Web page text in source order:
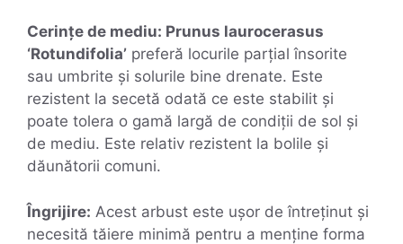
Cerințe de mediu: Prunus laurocerasus
‘Rotundifolia’ preferă locurile parțial însorite
sau umbrite și solurile bine drenate. Este
rezistent la secetă odată ce este stabilit și
poate tolera o gamă largă de condiții de sol și
de mediu. Este relativ rezistent la bolile și
dăunătorii comuni.
Îngrijire: Acest arbust este ușor de întreținut și
necesită tăiere minimă pentru a menține forma